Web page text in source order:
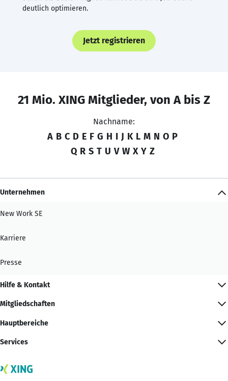
deutlich optimieren.
Jetzt registrieren
21 Mio. XING Mitglieder, von A bis Z
Nachname:
A B C D E F G H I J K L M N O P
Q R S T U V W X Y Z
Unternehmen
New Work SE
Karriere
Presse
Hilfe & Kontakt
Mitgliedschaften
Hauptbereiche
Services